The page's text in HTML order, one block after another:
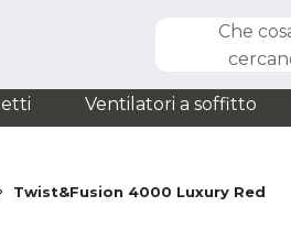
Che
Ventilatori a soffitto
Twist&Fusion 4000 Luxury Red